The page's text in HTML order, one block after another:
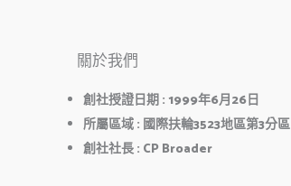
關於我們
創社授證日期: 1999年6月26日
所屬區域: 國際扶輪3523地區第3分區
創社社長: CP Broader